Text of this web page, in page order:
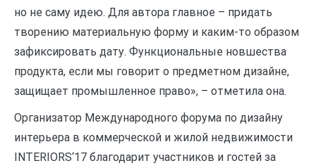
но не саму идею. Для автора главное – придать
творению материальную форму и каким-то образом
зафиксировать дату. Функциональные новшества
продукта, если мы говорит о предметном дизайне,
защищает промышленное право», – отметила она.
Организатор Международного форума по дизайну
интерьера в коммерческой и жилой недвижимости
INTERIORS‘17 благодарит участников и гостей за